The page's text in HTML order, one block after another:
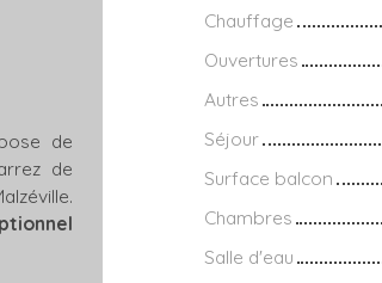
de
de
Chauffage
Ouvertures
Autres
Séjour
Surface balcon
Chambres
Salle d'eau